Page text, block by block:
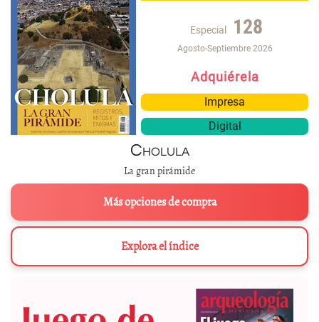
Especial 128
Agosto-Septiembre 2026
Adquiérela
Impresa
Digital
Cholula
La gran pirámide
Más opciones de compra
Explora el índice